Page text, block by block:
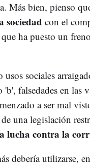
Más bien, pienso
sociedad con el
ha puesto un
sociales
falsedades en las
a ser mal
una legislación
lucha contra la
debería utilizarse,